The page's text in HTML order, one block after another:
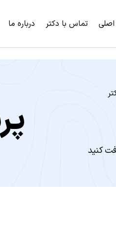
تماس با دکتر درباره ما
کنید